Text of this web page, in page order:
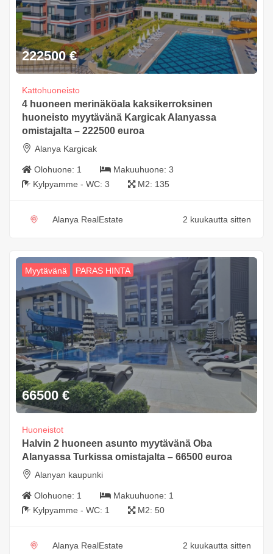
222500 €
Kattohuoneisto
4 huoneen merinäköala kaksikerroksinen
huoneisto myytävänä Kargicak Alanyassa
omistajalta – 222500 euroa
Alanya Kargicak
Olohuone: 1 Makuuhuone: 3
Kylpyamme - WC: 3 M2: 135
Alanya RealEstate 2 kuukautta sitten
Myytävänä PARAS HINTA
66500 €
Huoneistot
Halvin 2 huoneen asunto myytävänä Oba
Alanyassa Turkissa omistajalta – 66500 euroa
Alanyan kaupunki
Olohuone: 1 Makuuhuone: 1
Kylpyamme - WC: 1 M2: 50
Alanya RealEstate 2 kuukautta sitten